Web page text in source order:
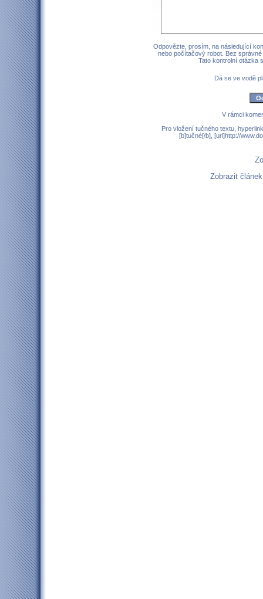
Odpovězte, prosím, na následující
nebo počítačový robot. Bez
Tato kontrolní otázka
Dá se ve vodě
V rámci
Pro vložení tučného textu,
[b]tučné[/b], [url]http://
Zobrazit